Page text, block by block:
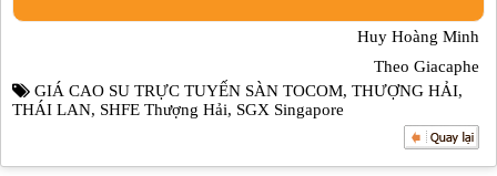
Huy Hoàng Minh
Theo Giacaphe
GIÁ CAO SU TRỰC TUYẾN SÀN TOCOM, THƯỢNG HẢI,
THÁI LAN, SHFE Thượng Hải, SGX Singapore